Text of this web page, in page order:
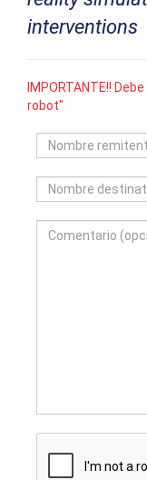
interventions
IMPORTANTE!!
robot"